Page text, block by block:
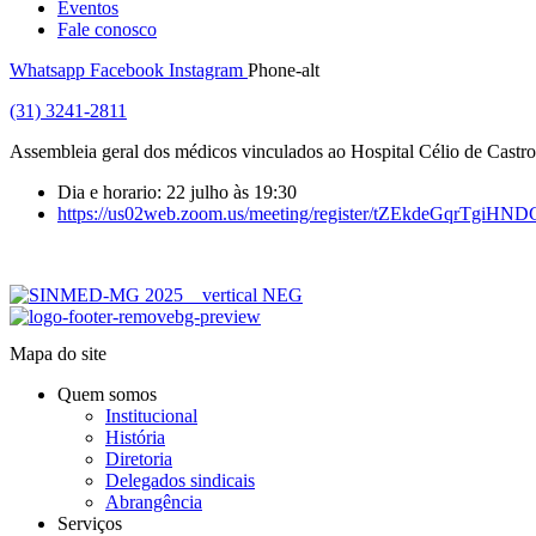
Eventos
Fale conosco
Whatsapp Facebook Instagram Phone-alt
(31) 3241-2811
Assembleia geral dos médicos vinculados ao Hospital Célio de Castro
Dia e horario: 22 julho às 19:30
https://us02web.zoom.us/meeting/register/
Mapa do site
Quem somos
Institucional
História
Diretoria
Delegados sindicais
Abrangência
Serviços